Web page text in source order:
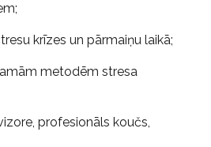
krīzes un pārmaiņu laikā;
metodēm stresa
profesionāls koučs,